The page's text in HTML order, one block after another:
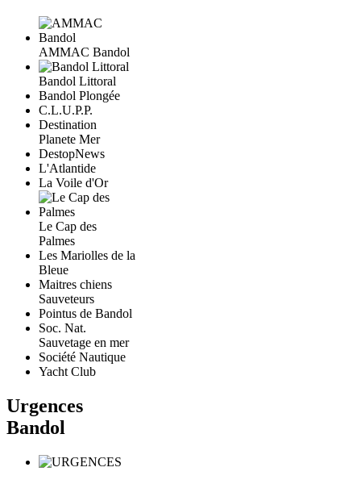
AMMAC Bandol
Bandol Littoral
Bandol Plongée
C.L.U.P.P.
Destination
Planete Mer
DestopNews
L'Atlantide
La Voile d'Or
Le Cap des
Palmes
Les Mariolles de la
Bleue
Maitres chiens
Sauveteurs
Pointus de Bandol
Soc. Nat.
Sauvetage en mer
Société Nautique
Yacht Club
Urgences
Bandol